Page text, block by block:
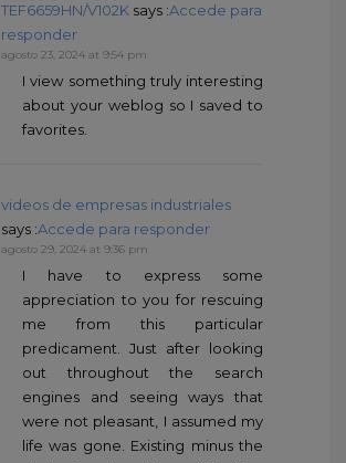
TEF6659HN/V102K says :Accede para
responder
agosto 23, 2024 at 9:54 pm
I view something truly interesting
about your weblog so I saved to
favorites.
videos de empresas industriales
says :Accede para responder
agosto 29, 2024 at 9:36 pm
I have to express some
appreciation to you for rescuing
me from this particular
predicament. Just after looking
out throughout the search
engines and seeing ways that
were not pleasant, I assumed my
life was gone. Existing minus the